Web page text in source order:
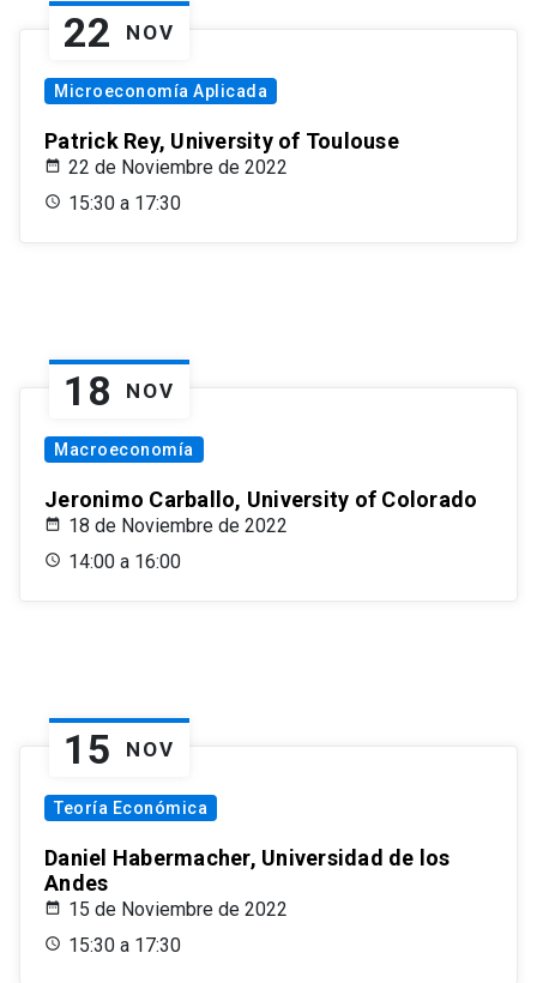
22 NOV
Microeconomía Aplicada
Patrick Rey, University of Toulouse
22 de Noviembre de 2022
15:30 a 17:30
18 NOV
Macroeconomía
Jeronimo Carballo, University of Colorado
18 de Noviembre de 2022
14:00 a 16:00
15 NOV
Teoría Económica
Daniel Habermacher, Universidad de los
Andes
15 de Noviembre de 2022
15:30 a 17:30